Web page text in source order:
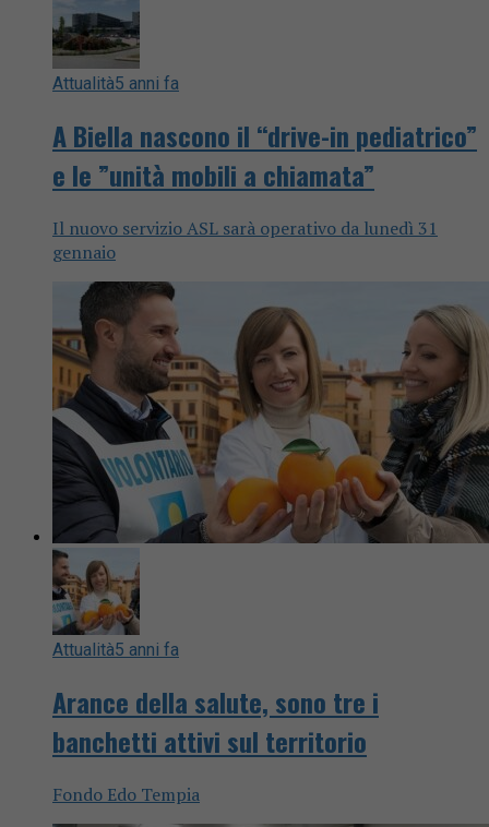
Attualità5 anni fa
A Biella nascono il “drive-in pediatrico”
e le ”unità mobili a chiamata”
Il nuovo servizio ASL sarà operativo da lunedì 31
gennaio
Attualità5 anni fa
Arance della salute, sono tre i
banchetti attivi sul territorio
Fondo Edo Tempia